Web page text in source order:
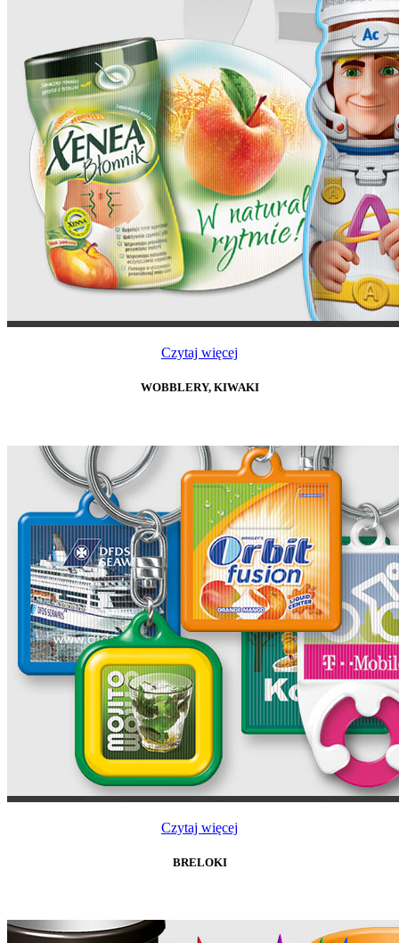
Czytaj więcej
WOBBLERY, KIWAKI
Czytaj więcej
BRELOKI